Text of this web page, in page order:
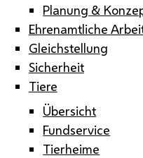
Planung &
Ehrenamtliche
Gleichstellung
Sicherheit
Tiere
Übersicht
Fundservice
Tierheime